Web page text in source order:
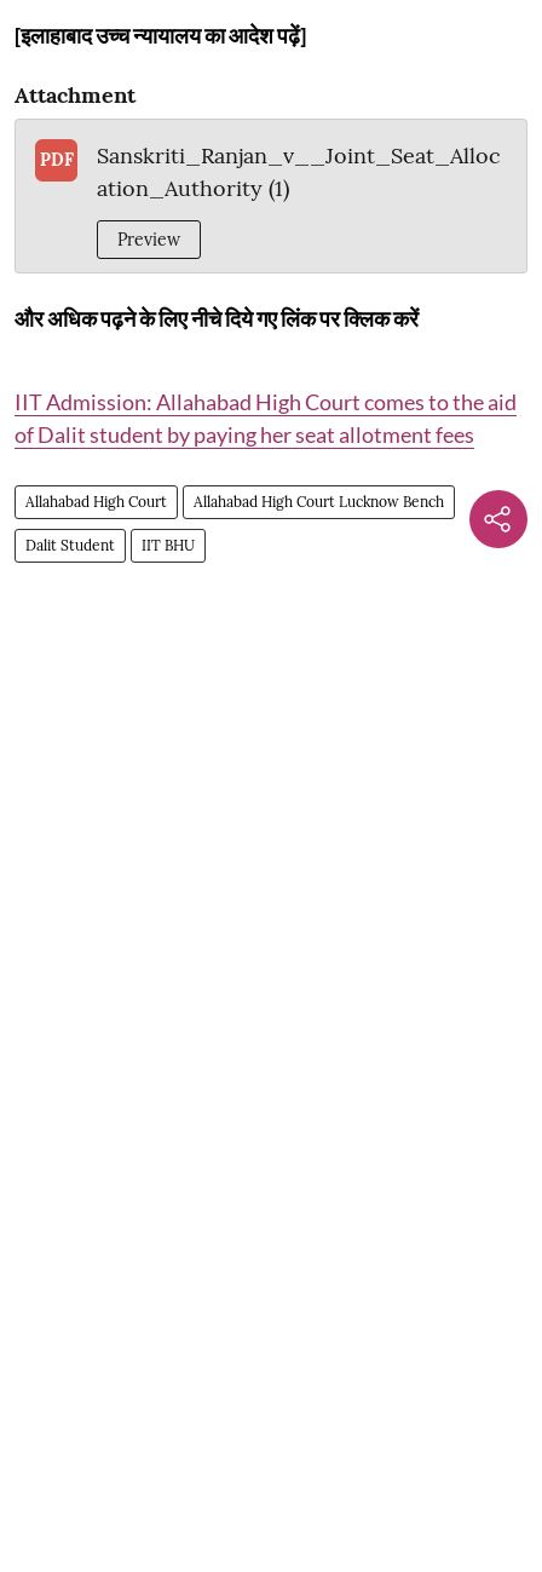
[इलाहाबाद उच्च न्यायालय का आदेश पढ़ें]
Attachment
PDF
Sanskriti_Ranjan_v__Joint_Seat_Alloc
ation_Authority (1)
Preview
और अधिक पढ़ने के लिए नीचे दिये गए लिंक पर क्लिक करें
IIT Admission: Allahabad High Court comes to the aid
of Dalit student by paying her seat allotment fees
Allahabad High Court Allahabad High Court Lucknow Bench
Dalit Student IIT BHU